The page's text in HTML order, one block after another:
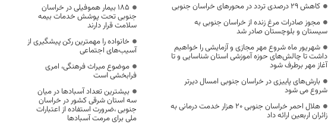
کاهش 29 درصدی تردد در محورهای خراسان جنوبی
مجوز صادرات مرغ زنده از خراسان جنوبی به
سیستان و بلوچستان صادر شد
شهریور ماه شروع مهر مجازی و آزمایشی را خواهیم
داشت تا چالش‌های حوزه آموزشی استان شناسایی و تا
آغاز مهر برطرف شود
بارش‌های پاییزی در خراسان جنوبی امسال دیرتر
شروع می شود
هلال احمر خراسان‌ جنوبی ۲۰ هزار خدمت درمانی به
زائران اربعین ارائه داد
۱۸۵ بیمار هموفیلی در خراسان
جنوبی تحت پوشش خدمات بیمه
سلامت قرار دارند
خانواده را مهمترین رکن پیشگیری از
آسیب‌های اجتماعی
موضوع میراث فرهنگی، امری
فرابخشی است
بیشترین تعداد آسبادها در میان
سه استان شرقی کشور در خراسان
جنوبی ،ضرورت استفاده از اعتبارات
ملی برای مرمت آسبادها